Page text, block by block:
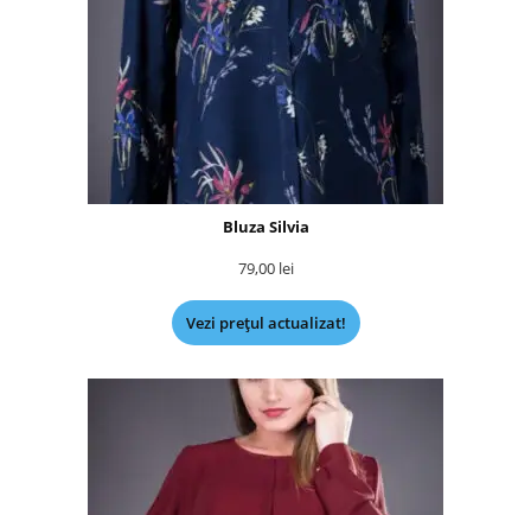
Bluza Silvia
79,00 lei
Vezi prețul actualizat!